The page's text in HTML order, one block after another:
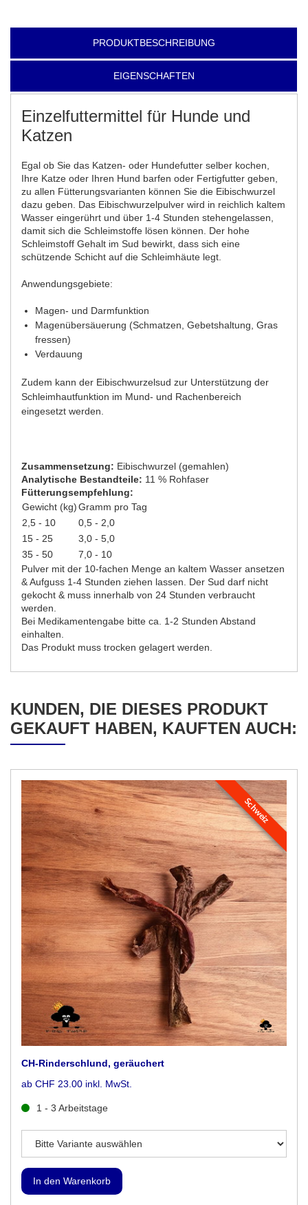
PRODUKTBESCHREIBUNG
EIGENSCHAFTEN
Einzelfuttermittel für Hunde und
Katzen
Egal ob Sie das Katzen- oder Hundefutter selber kochen,
Ihre Katze oder Ihren Hund barfen oder Fertigfutter geben,
zu allen Fütterungsvarianten können Sie die Eibischwurzel
dazu geben. Das Eibischwurzelpulver wird in reichlich kaltem
Wasser eingerührt und über 1-4 Stunden stehengelassen,
damit sich die Schleimstoffe lösen können. Der hohe
Schleimstoff Gehalt im Sud bewirkt, dass sich eine
schützende Schicht auf die Schleimhäute legt.
Anwendungsgebiete:
Magen- und Darmfunktion
Magenübersäuerung (Schmatzen, Gebetshaltung, Gras
fressen)
Verdauung
Zudem kann der Eibischwurzelsud zur Unterstützung der
Schleimhautfunktion im Mund- und Rachenbereich
eingesetzt werden.
Zusammensetzung: Eibischwurzel (gemahlen)
Analytische Bestandteile: 11 % Rohfaser
Fütterungsempfehlung:
Gewicht (kg)Gramm pro Tag
2,5 - 10
0,5 - 2,0
15 - 25
3,0 - 5,0
35 - 50
7,0 - 10
Pulver mit der 10-fachen Menge an kaltem Wasser ansetzen
& Aufguss 1-4 Stunden ziehen lassen. Der Sud darf nicht
gekocht & muss innerhalb von 24 Stunden verbraucht
werden.
Bei Medikamentengabe bitte ca. 1-2 Stunden Abstand
einhalten.
Das Produkt muss trocken gelagert werden.
KUNDEN, DIE DIESES PRODUKT
GEKAUFT HABEN, KAUFTEN AUCH:
Schweiz
CH-Rinderschlund, geräuchert
ab CHF 23.00 inkl. MwSt.
1 - 3 Arbeitstage